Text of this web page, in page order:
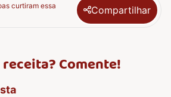
curtiram essa
Compartilhar
Comente!